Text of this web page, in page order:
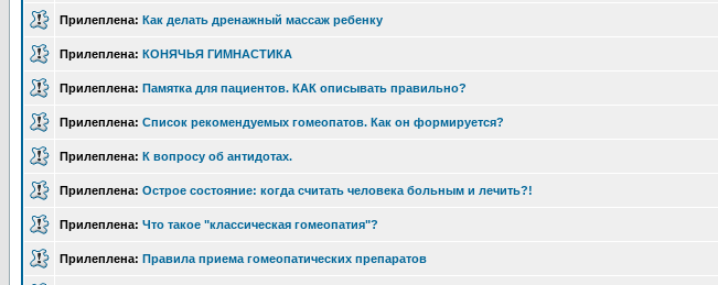
Прилеплена: Как делать дренажный массаж ребенку
Прилеплена: КОНЯЧЬЯ ГИМНАСТИКА
Прилеплена: Памятка для пациентов. КАК описывать правильно?
Прилеплена: Список рекомендуемых гомеопатов. Как он формируется?
Прилеплена: К вопросу об антидотах.
Прилеплена: Острое состояние: когда считать человека больным и лечить?!
Прилеплена: Что такое "классическая гомеопатия"?
Прилеплена: Правила приема гомеопатических препаратов